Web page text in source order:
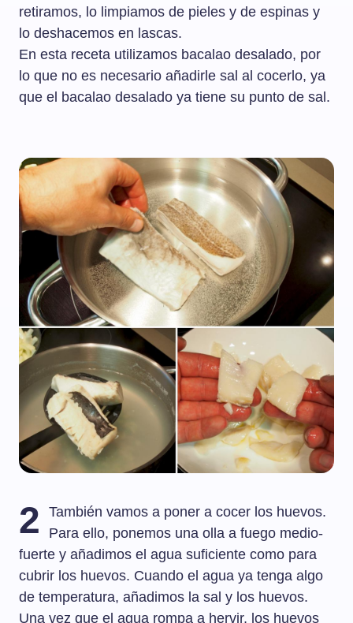
retiramos, lo limpiamos de pieles y de espinas y
lo deshacemos en lascas.
En esta receta utilizamos bacalao desalado, por
lo que no es necesario añadirle sal al cocerlo, ya
que el bacalao desalado ya tiene su punto de sal.
2
También vamos a poner a cocer los huevos.
Para ello, ponemos una olla a fuego medio-
fuerte y añadimos el agua suficiente como para
cubrir los huevos. Cuando el agua ya tenga algo
de temperatura, añadimos la sal y los huevos.
Una vez que el agua rompa a hervir, los huevos